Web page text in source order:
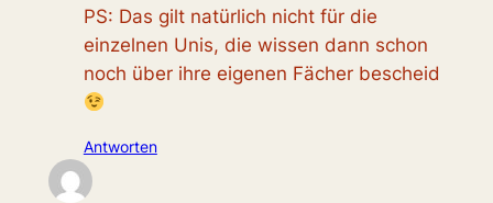
PS: Das gilt natürlich nicht für die
einzelnen Unis, die wissen dann schon
noch über ihre eigenen Fächer bescheid
Antworten